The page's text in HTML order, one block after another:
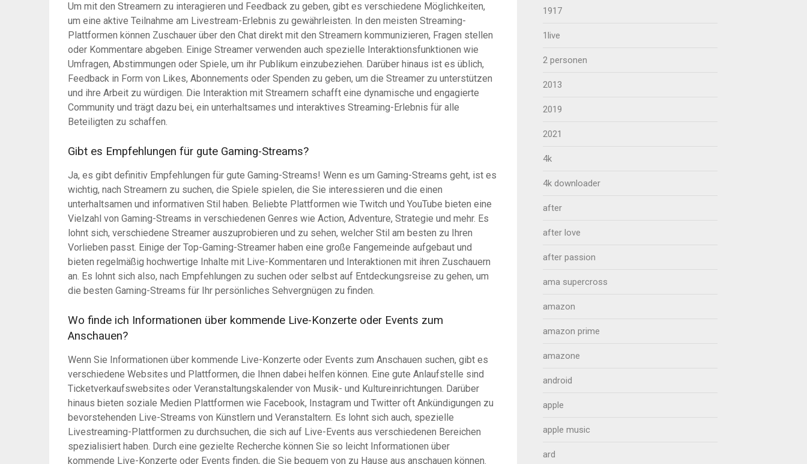
Um mit den Streamern zu interagieren und Feedback zu geben, gibt es verschiedene Möglichkeiten,
um eine aktive Teilnahme am Livestream-Erlebnis zu gewährleisten. In den meisten Streaming-
Plattformen können Zuschauer über den Chat direkt mit den Streamern kommunizieren, Fragen stellen
oder Kommentare abgeben. Einige Streamer verwenden auch spezielle Interaktionsfunktionen wie
Umfragen, Abstimmungen oder Spiele, um ihr Publikum einzubeziehen. Darüber hinaus ist es üblich,
Feedback in Form von Likes, Abonnements oder Spenden zu geben, um die Streamer zu unterstützen
und ihre Arbeit zu würdigen. Die Interaktion mit Streamern schafft eine dynamische und engagierte
Community und trägt dazu bei, ein unterhaltsames und interaktives Streaming-Erlebnis für alle
Beteiligten zu schaffen.
Gibt es Empfehlungen für gute Gaming-Streams?
Ja, es gibt definitiv Empfehlungen für gute Gaming-Streams! Wenn es um Gaming-Streams geht, ist es
wichtig, nach Streamern zu suchen, die Spiele spielen, die Sie interessieren und die einen
unterhaltsamen und informativen Stil haben. Beliebte Plattformen wie Twitch und YouTube bieten eine
Vielzahl von Gaming-Streams in verschiedenen Genres wie Action, Adventure, Strategie und mehr. Es
lohnt sich, verschiedene Streamer auszuprobieren und zu sehen, welcher Stil am besten zu Ihren
Vorlieben passt. Einige der Top-Gaming-Streamer haben eine große Fangemeinde aufgebaut und
bieten regelmäßig hochwertige Inhalte mit Live-Kommentaren und Interaktionen mit ihren Zuschauern
an. Es lohnt sich also, nach Empfehlungen zu suchen oder selbst auf Entdeckungsreise zu gehen, um
die besten Gaming-Streams für Ihr persönliches Sehvergnügen zu finden.
Wo finde ich Informationen über kommende Live-Konzerte oder Events zum
Anschauen?
Wenn Sie Informationen über kommende Live-Konzerte oder Events zum Anschauen suchen, gibt es
verschiedene Websites und Plattformen, die Ihnen dabei helfen können. Eine gute Anlaufstelle sind
Ticketverkaufswebsites oder Veranstaltungskalender von Musik- und Kultureinrichtungen. Darüber
hinaus bieten soziale Medien Plattformen wie Facebook, Instagram und Twitter oft Ankündigungen zu
bevorstehenden Live-Streams von Künstlern und Veranstaltern. Es lohnt sich auch, spezielle
Livestreaming-Plattformen zu durchsuchen, die sich auf Live-Events aus verschiedenen Bereichen
spezialisiert haben. Durch eine gezielte Recherche können Sie so leicht Informationen über
kommende Live-Konzerte oder Events finden, die Sie bequem von zu Hause aus anschauen können.
1917
1live
2 personen
2013
2019
2021
4k
4k downloader
after
after love
after passion
ama supercross
amazon
amazon prime
amazone
android
apple
apple music
ard